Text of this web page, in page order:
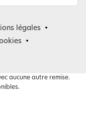
légales
aucune autre remise.